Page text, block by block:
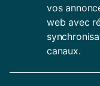
vos
web avec
canaux.